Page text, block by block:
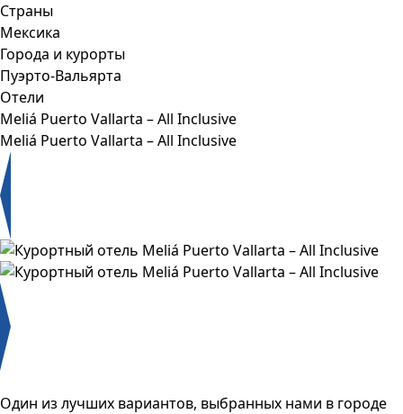
Страны
Мексика
Города и курорты
Пуэрто-Вальярта
Отели
Meliá Puerto Vallarta – All Inclusive
Meliá Puerto Vallarta – All Inclusive
Один из лучших вариантов, выбранных нами в городе